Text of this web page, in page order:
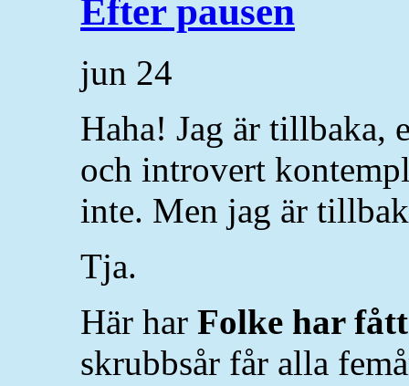
Efter pausen
jun 24
Haha! Jag är tillbaka,
och introvert
inte. Men jag är
Tja.
Här har Folke har
skrubbsår får alla